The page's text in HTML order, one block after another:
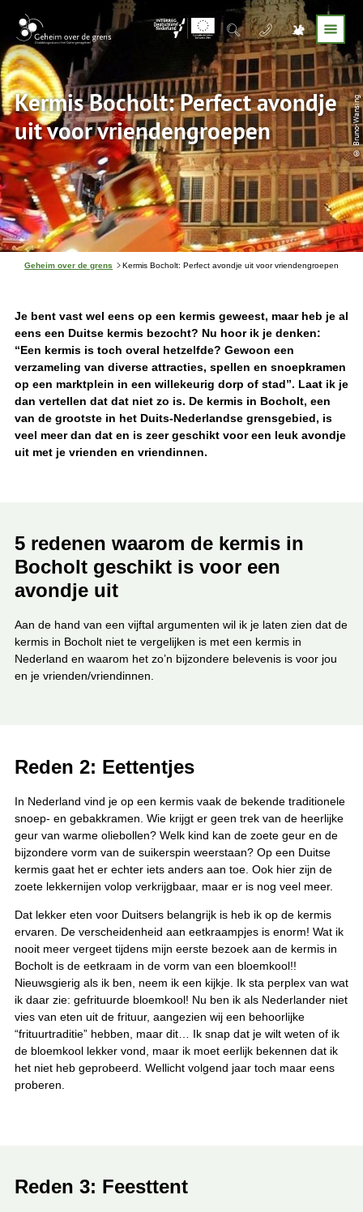
© Bruno-Wansing
Kermis Bocholt: Perfect avondje
uit voor vriendengroepen
J
v
n
d
e
h
e
r
:
Geheim over de grens Kermis Bocholt: Perfect avondje uit voor vriendengroepen
Je bent vast wel eens op een kermis geweest, maar heb je al
eens een Duitse kermis bezocht? Nu hoor ik je denken:
“Een kermis is toch overal hetzelfde? Gewoon een
verzameling van diverse attracties, spellen en snoepkramen
op een marktplein in een willekeurig dorp of stad”. Laat ik je
dan vertellen dat dat niet zo is. De kermis in Bocholt, een
van de grootste in het Duits-Nederlandse grensgebied, is
veel meer dan dat en is zeer geschikt voor een leuk avondje
uit met je vrienden en vriendinnen.
5 redenen waarom de kermis in
Bocholt geschikt is voor een
avondje uit
Aan de hand van een vijftal argumenten wil ik je laten zien dat de
kermis in Bocholt niet te vergelijken is met een kermis in
Nederland en waarom het zo’n bijzondere belevenis is voor jou
en je vrienden/vriendinnen.
Reden 2: Eettentjes
In Nederland vind je op een kermis vaak de bekende traditionele
snoep- en gebakkramen. Wie krijgt er geen trek van de heerlijke
geur van warme oliebollen? Welk kind kan de zoete geur en de
bijzondere vorm van de suikerspin weerstaan? Op een Duitse
kermis gaat het er echter iets anders aan toe. Ook hier zijn de
zoete lekkernijen volop verkrijgbaar, maar er is nog veel meer.
Dat lekker eten voor Duitsers belangrijk is heb ik op de kermis
ervaren. De verscheidenheid aan eetkraampjes is enorm! Wat ik
nooit meer vergeet tijdens mijn eerste bezoek aan de kermis in
Bocholt is de eetkraam in de vorm van een bloemkool!!
Nieuwsgierig als ik ben, neem ik een kijkje. Ik sta perplex van wat
ik daar zie: gefrituurde bloemkool! Nu ben ik als Nederlander niet
vies van eten uit de frituur, aangezien wij een behoorlijke
“frituurtraditie” hebben, maar dit… Ik snap dat je wilt weten of ik
de bloemkool lekker vond, maar ik moet eerlijk bekennen dat ik
het niet heb geprobeerd. Wellicht volgend jaar toch maar eens
proberen.
Reden 3: Feesttent